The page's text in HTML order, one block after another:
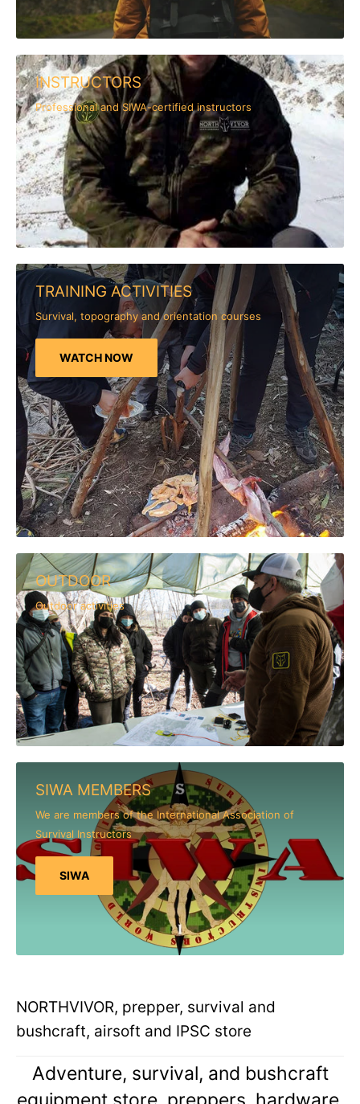
INSTRUCTORS
Professional and SIWA-certified instructors
TRAINING ACTIVITIES
Survival, topography and orientation courses
WATCH NOW
OUTDOOR
Outdoor activities
SIWA MEMBERS
We are members of the International Association of
Survival Instructors
SIWA
NORTHVIVOR, prepper, survival and
bushcraft, airsoft and IPSC store
Adventure, survival, and bushcraft